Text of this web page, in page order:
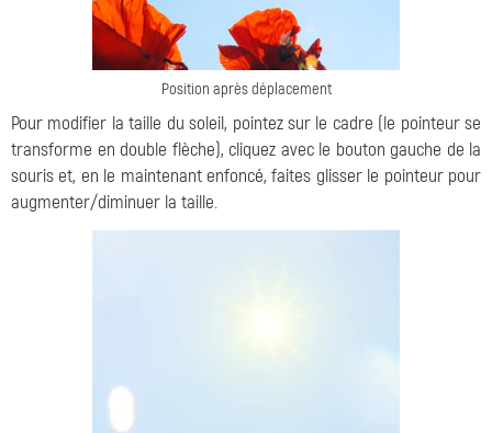
Position après déplacement
Pour modifier la taille du soleil, pointez sur le cadre (le pointeur se
transforme en double flèche), cliquez avec le bouton gauche de la
souris et, en le maintenant enfoncé, faites glisser le pointeur pour
augmenter/diminuer la taille.